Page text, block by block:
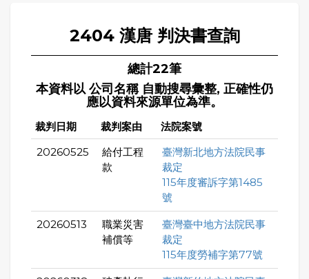
2404 漢唐 判決書查詢
總計22筆
本資料以 公司名稱 自動搜尋彙整, 正確性仍
應以資料來源單位為準。
裁判日期 裁判案由 法院案號
20260525
給付工程
款
臺灣新北地方法院民事
裁定
115年度審訴字第1485
號
20260513
職業災害
補償等
臺灣臺中地方法院民事
裁定
115年度勞補字第77號